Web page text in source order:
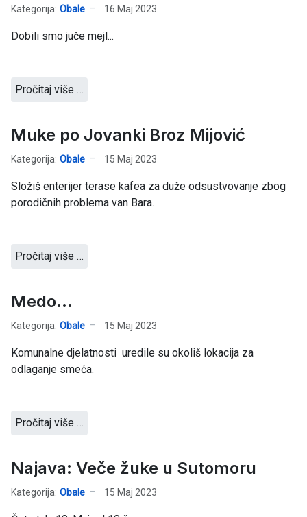
Kategorija: Obale 16 Maj 2023
Dobili smo juče mejl...
Pročitaj više …
Muke po Jovanki Broz Mijović
Kategorija: Obale 15 Maj 2023
Složiš enterijer terase kafea za duže odsustvovanje zbog
porodičnih problema van Bara.
Pročitaj više …
Medo...
Kategorija: Obale 15 Maj 2023
Komunalne djelatnosti uredile su okoliš lokacija za
odlaganje smeća.
Pročitaj više …
Najava: Veče žuke u Sutomoru
Kategorija: Obale 15 Maj 2023